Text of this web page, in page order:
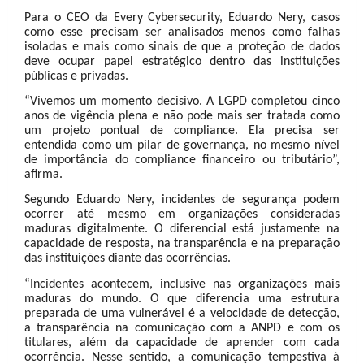
Para o CEO da Every Cybersecurity, Eduardo Nery, casos
como esse precisam ser analisados menos como falhas
isoladas e mais como sinais de que a proteção de dados
deve ocupar papel estratégico dentro das instituições
públicas e privadas.
“Vivemos um momento decisivo. A LGPD completou cinco
anos de vigência plena e não pode mais ser tratada como
um projeto pontual de compliance. Ela precisa ser
entendida como um pilar de governança, no mesmo nível
de importância do compliance financeiro ou tributário”,
afirma.
Segundo Eduardo Nery, incidentes de segurança podem
ocorrer até mesmo em organizações consideradas
maduras digitalmente. O diferencial está justamente na
capacidade de resposta, na transparência e na preparação
das instituições diante das ocorrências.
“Incidentes acontecem, inclusive nas organizações mais
maduras do mundo. O que diferencia uma estrutura
preparada de uma vulnerável é a velocidade de detecção,
a transparência na comunicação com a ANPD e com os
titulares, além da capacidade de aprender com cada
ocorrência. Nesse sentido, a comunicação tempestiva à